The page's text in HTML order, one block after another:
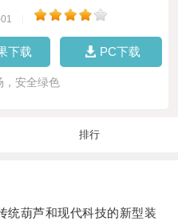
下载 PC下载
，安全绿色
排行
葫芦和现代科技的新型装